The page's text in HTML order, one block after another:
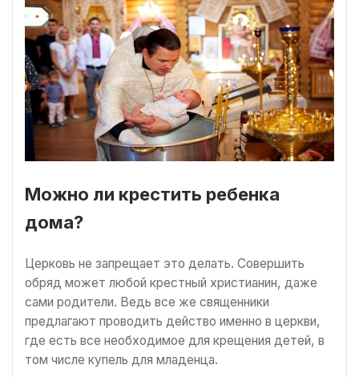
Можно ли крестить ребенка
дома?
Церковь не запрещает это делать. Совершить
обряд может любой крестный христианин, даже
сами родители. Ведь все же священники
предлагают проводить действо именно в церкви,
где есть все необходимое для крещения детей, в
том числе купель для младенца.